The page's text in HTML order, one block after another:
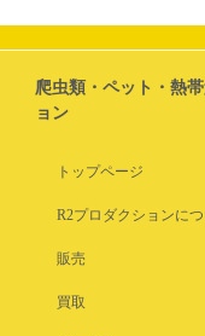
爬虫類・ペット・熱
ョン
トップページ
R2プロダクションに
販売
買取